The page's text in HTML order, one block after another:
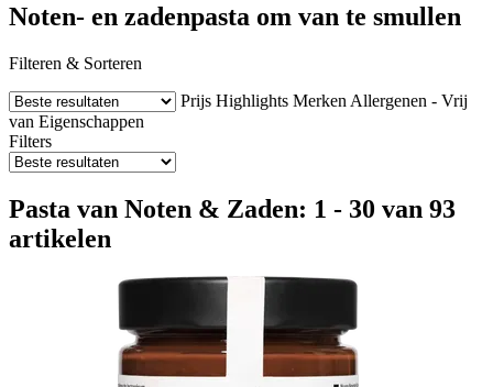
Noten- en zadenpasta om van te smullen
Filteren & Sorteren
Prijs Highlights Merken Allergenen - Vrij
van Eigenschappen
Filters
Pasta van Noten & Zaden: 1 - 30 van 93
artikelen